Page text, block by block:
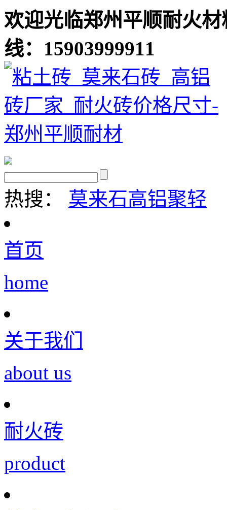
欢迎光临郑州平顺耐火
线：15903999911
热搜： 莫来石高铝聚轻
首页
home
关于我们
about us
耐火砖
product